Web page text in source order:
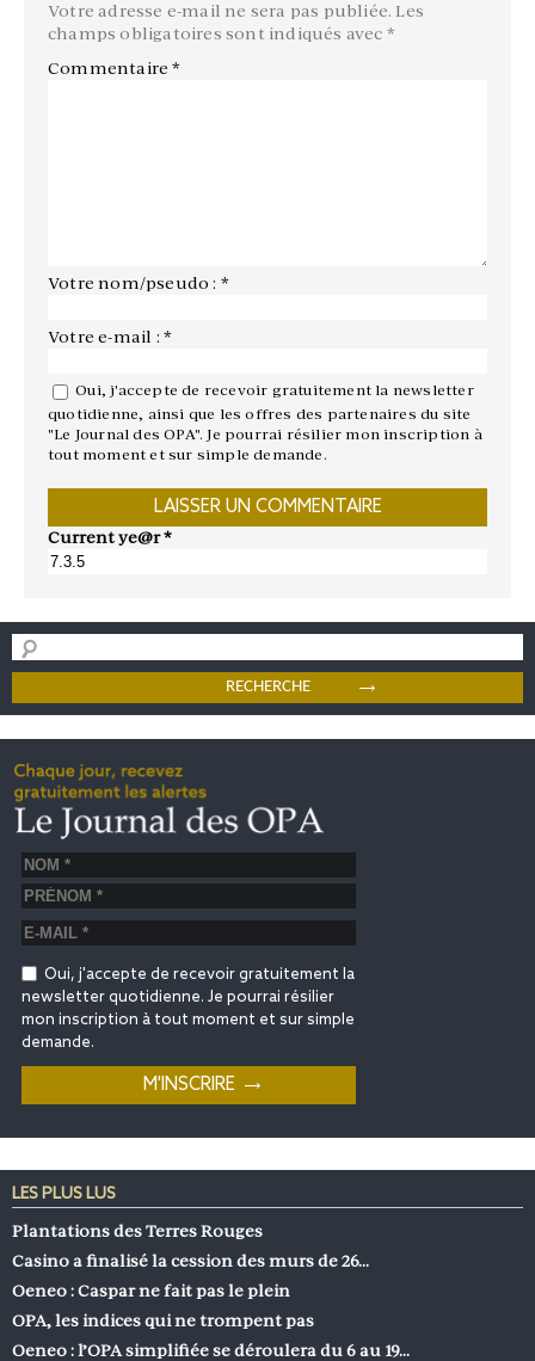
Votre adresse e-mail ne sera pas publiée. Les
champs obligatoires sont indiqués avec *
Commentaire*
Votre nom/pseudo : *
Votre e-mail : *
Oui, j'accepte de recevoir gratuitement la newsletter
quotidienne, ainsi que les offres des partenaires du site
"Le Journal des OPA". Je pourrai résilier mon inscription à
tout moment et sur simple demande.
Current ye@r*
Oui, j'accepte de recevoir gratuitement la
newsletter quotidienne. Je pourrai résilier
mon inscription à tout moment et sur simple
demande.
LES PLUS LUS
Plantations des Terres Rouges
Casino a finalisé la cession des murs de 26…
Oeneo : Caspar ne fait pas le plein
OPA, les indices qui ne trompent pas
Oeneo : l’OPA simplifiée se déroulera du 6 au 19…